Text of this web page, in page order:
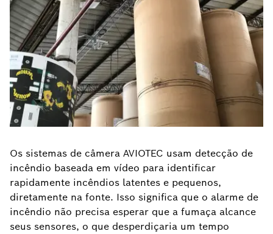
Os sistemas de câmera AVIOTEC usam detecção de
incêndio baseada em vídeo para identificar
rapidamente incêndios latentes e pequenos,
diretamente na fonte. Isso significa que o alarme de
incêndio não precisa esperar que a fumaça alcance
seus sensores, o que desperdiçaria um tempo